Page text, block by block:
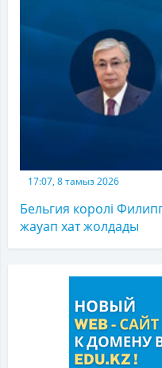
17:07, 8 тамыз 2026
Бельгия королі
жауап хат жолдады